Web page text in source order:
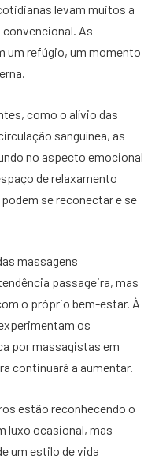
levam muitos a
As
um refúgio, um momento
como o alívio das
sanguínea, as
no aspecto emocional
de relaxamento
se reconectar e se
massagens
passageira, mas
o próprio bem-estar. À
os
por massagistas em
continuará a aumentar.
estão reconhecendo o
luxo ocasional, mas
um estilo de vida